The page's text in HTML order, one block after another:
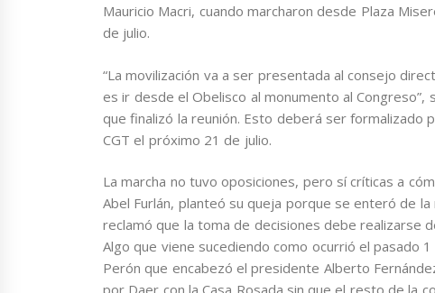
Mauricio Macri, cuando marcharon desde Plaza
de julio.
“La movilización va a ser presentada al consejo
es ir desde el Obelisco al monumento al
que finalizó la reunión. Esto deberá ser formalizado
CGT el próximo 21 de julio.
La marcha no tuvo oposiciones, pero sí críticas a
Abel Furlán, planteó su queja porque se enteró de
reclamó que la toma de decisiones debe realizarse
Algo que viene sucediendo como ocurrió el pasado
Perón que encabezó el presidente Alberto